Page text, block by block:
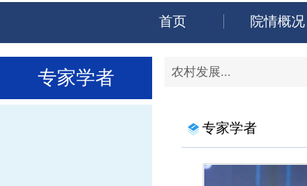
首页 院情概况
专家学者 农村发展...
专家学者